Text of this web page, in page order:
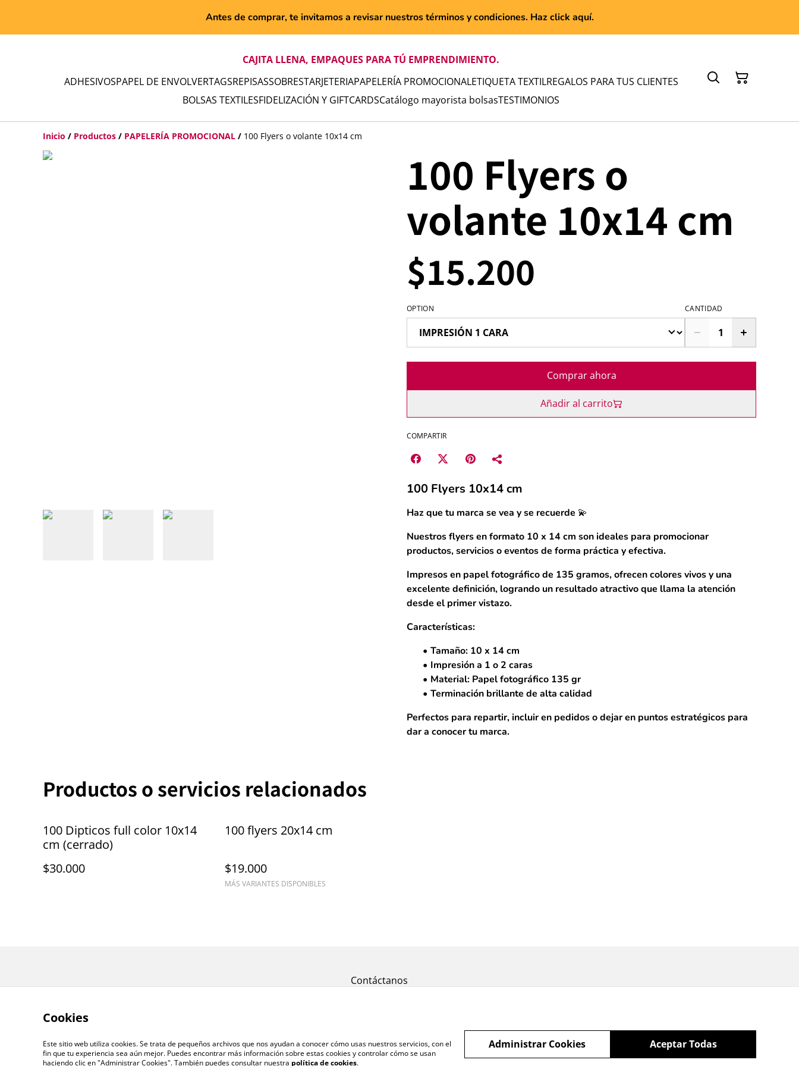
Antes de comprar, te invitamos a revisar nuestros términos y condiciones. Haz click aquí.
CAJITA LLENA, EMPAQUES PARA TÚ EMPRENDIMIENTO.
ADHESIVOSPAPEL DE ENVOLVERTAGSREPISASSOBRESTARJETERIAPAPELERÍA PROMOCIONALETIQUETA TEXTILREGALOS PARA TUS CLIENTES
BOLSAS TEXTILESFIDELIZACIÓN Y GIFTCARDSCatálogo mayorista bolsasTESTIMONIOS
Inicio / Productos / PAPELERÍA PROMOCIONAL / 100 Flyers o volante 10x14 cm
100 Flyers o
volante 10x14 cm
$15.200
OPTION CANTIDAD
Comprar ahora
Añadir al carrito
COMPARTIR
100 Flyers 10x14 cm
Haz que tu marca se vea y se recuerde 💫
Nuestros flyers en formato 10 x 14 cm son ideales para promocionar
productos, servicios o eventos de forma práctica y efectiva.
Impresos en papel fotográfico de 135 gramos, ofrecen colores vivos y una
excelente definición, logrando un resultado atractivo que llama la atención
desde el primer vistazo.
Características:
Tamaño: 10 x 14 cm
Impresióna 1 o 2 caras
Material: Papel fotográfico 135 gr
Terminación brillante de alta calidad
Perfectos para repartir, incluir en pedidos o dejar en puntos estratégicos para
dar a conocer tu marca.
Productos o servicios relacionados
100 Dipticos full color 10x14
cm (cerrado)
$30.000
100 flyers 20x14 cm
$19.000
MÁS VARIANTES DISPONIBLES
Contáctanos
Cookies
Este sitio web utiliza cookies. Se trata de pequeños archivos que nos ayudan a conocer cómo usas nuestros servicios, con el
fin que tu experiencia sea aún mejor. Puedes encontrar más información sobre estas cookies y controlar cómo se usan
haciendo clic en "Administrar Cookies". También puedes consultar nuestra política de cookies.
Aceptar Todas
Administrar Cookies